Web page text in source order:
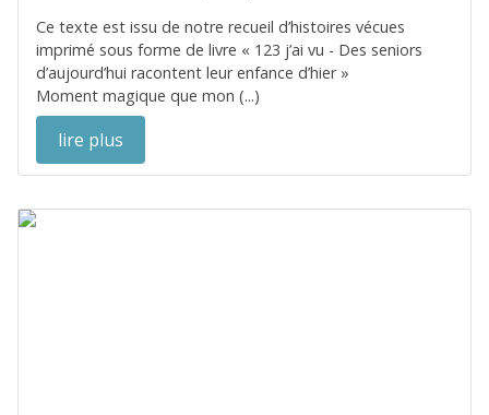
Ce texte est issu de notre recueil d’histoires vécues
imprimé sous forme de livre « 123 j’ai vu - Des seniors
d’aujourd’hui racontent leur enfance d’hier »
Moment magique que mon (...)
lire plus